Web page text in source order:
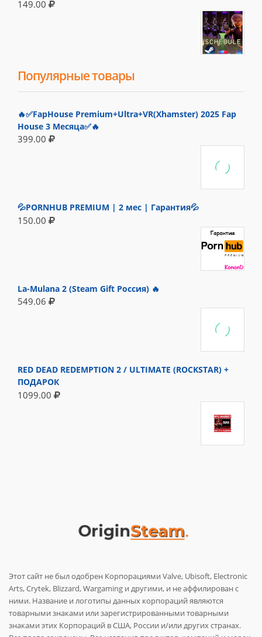
149.00
Популярные товары
🔥✅FapHouse Premium+Ultra+VR(Xhamster) 2025 Fap
House 3 Месяца✅🔥
399.00
💦PORNHUB PREMIUM | 2 мес | Гарантия💦
150.00
La-Mulana 2 (Steam Gift Россия) 🔥
549.06
RED DEAD REDEMPTION 2 / ULTIMATE (ROCKSTAR) +
ПОДАРОК
1099.00
Этот сайт не был одобрен Корпорациями Valve, Ubisoft, Electronic
Arts, Crytek, Blizzard, Wargaming и другими, и не аффилирован с
ними. Название и логотипы данных корпораций являются
товарными знаками или зарегистрированными товарными
знаками этих Корпораций в США, России и/или других странах.